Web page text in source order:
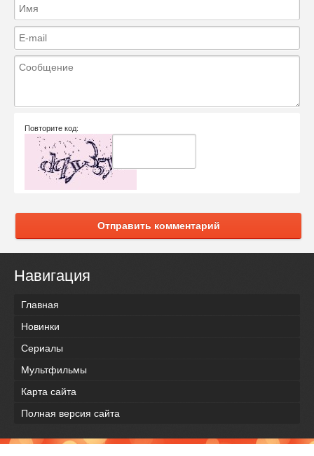
Повторите код:
Отправить комментарий
Навигация
Главная
Новинки
Сериалы
Мультфильмы
Карта сайта
Полная версия сайта